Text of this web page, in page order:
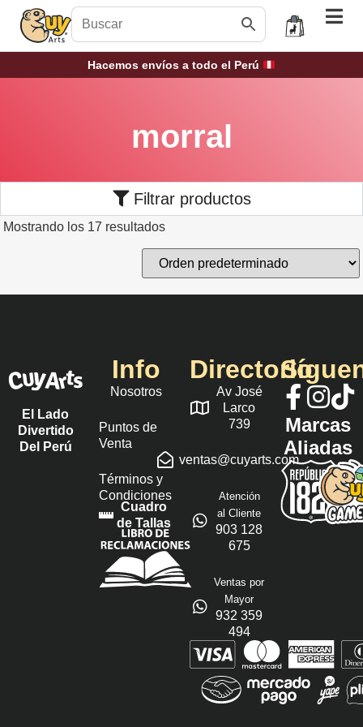
Hacemos envíos a todo el Perú
morral
Filtrar productos
Mostrando los 17 resultados
El Lado
Divertido
Del Perú
Info
Nosotros
Puntos de
Venta
Términos y
Condiciones
Cuadro
de Tallas
Directorio
Av José
Larco
739
ventas@cuyarts.com
Atención
al Cliente
903 128
675
Ventas por
Mayor
932 359
494
Marcas
Aliadas